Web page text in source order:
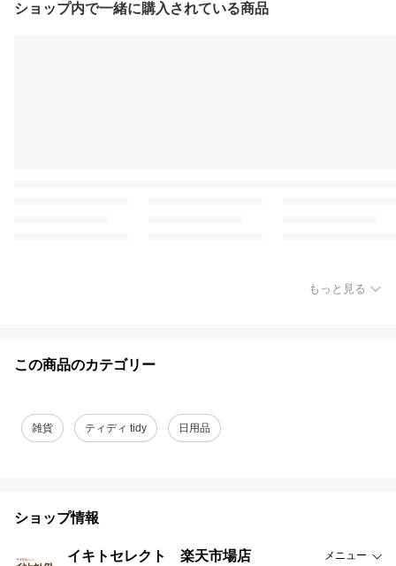
ショップ内で一緒に購入されている商品
もっと見る
この商品のカテゴリー
雑貨 ティディ tidy 日用品
ショップ情報
イキトセレクト 楽天市場店 メニュー